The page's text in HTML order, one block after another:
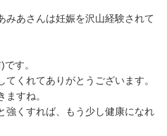
みあさんは妊娠を沢山経験されて
す。
くれてありがとうございます。
すね。
強くすれば、もう少し健康になれ